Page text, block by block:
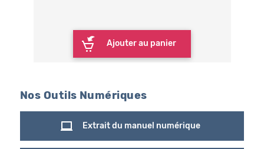
Ajouter au panier
Nos Outils Numériques
Extrait du manuel numérique